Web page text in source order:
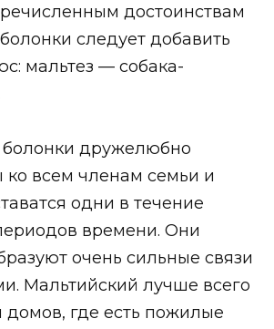
достоинствам
следует добавить
мальтез — собака-
болонки дружелюбно
всем членам семьи и
одни в течение
времени. Они
очень сильные связи
Мальтийский лучше всего
домов, где есть пожилые